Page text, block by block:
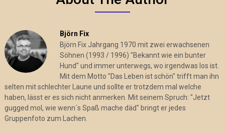
Björn Fix
Björn Fix Jahrgang 1970 mit zwei erwachsenen
Söhnen (1993 / 1996) "Bekannt wie ein bunter
Hund" und immer unterwegs, wo irgendwas los ist.
Mit dem Motto "Das Leben ist schön" trifft man ihn
selten mit schlechter Laune und sollte er trotzdem mal welche
haben, lässt er es sich nicht anmerken. Mit seinem Spruch: "Jetzt
gugged mol, wie wenn´s Spaß mache däd" bringt er jedes
Gruppenfoto zum Lachen.